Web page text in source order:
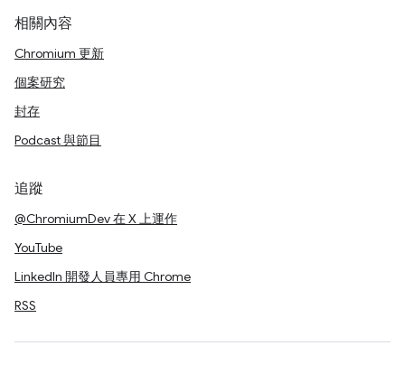
相關內容
Chromium 更新
個案研究
封存
Podcast 與節目
追蹤
@ChromiumDev 在 X 上運作
YouTube
LinkedIn 開發人員專用 Chrome
RSS